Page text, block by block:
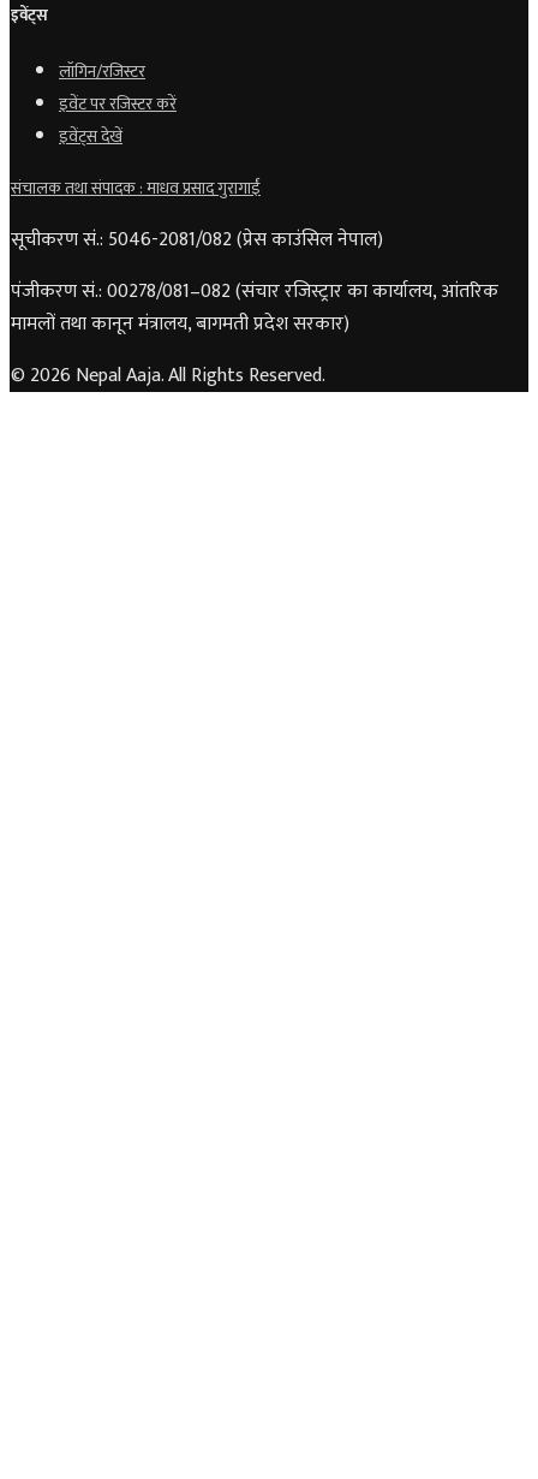
इवेंट्स
लॉगिन/रजिस्टर
इवेंट पर रजिस्टर करें
इवेंट्स देखें
संचालक तथा संपादक : माधव प्रसाद गुरागाईं
सूचीकरण सं.: 5046-2081/082 (प्रेस काउंसिल नेपाल)
पंजीकरण सं.: 00278/081–082 (संचार रजिस्ट्रार का कार्यालय, आंतरिक
मामलों तथा कानून मंत्रालय, बागमती प्रदेश सरकार)
© 2026 Nepal Aaja. All Rights Reserved.